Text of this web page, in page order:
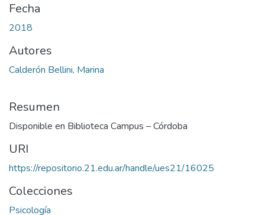
Fecha
2018
Autores
Calderón Bellini, Marina
Resumen
Disponible en Biblioteca Campus – Córdoba
URI
https://repositorio.21.edu.ar/handle/ues21/16025
Colecciones
Psicología